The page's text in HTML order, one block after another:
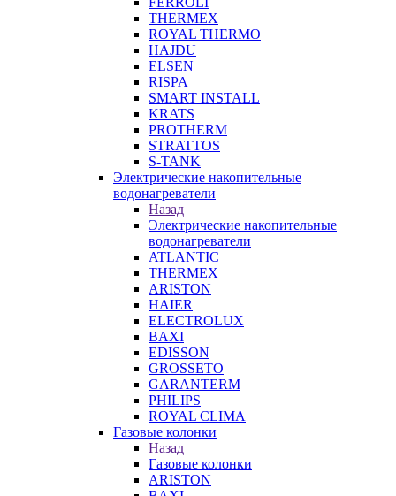
THERMEX
ROYAL THERMO
HAJDU
ELSEN
RISPA
SMART INSTALL
KRATS
PROTHERM
STRATTOS
S-TANK
Электрические накопительные
водонагреватели
Назад
Электрические накопительные
водонагреватели
ATLANTIC
THERMEX
ARISTON
HAIER
ELECTROLUX
BAXI
EDISSON
GROSSETO
GARANTERM
PHILIPS
ROYAL CLIMA
Газовые колонки
Назад
Газовые колонки
ARISTON